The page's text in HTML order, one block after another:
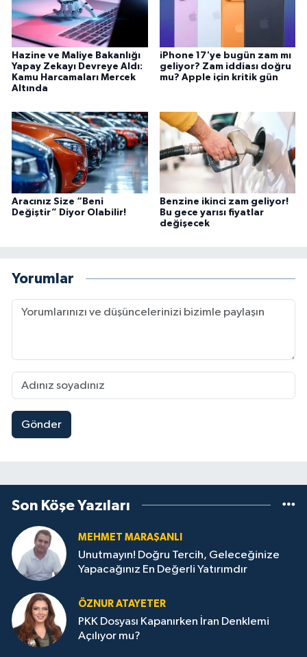
Hazine ve Maliye Bakanlığı
Yapay Zekayı Devreye Aldı:
Kamu Harcamaları Mercek
Altında
iPhone 17'ye bugün zam mı
geliyor? Zam iddiası doğru
mu? Apple için kritik gün
Aracınız Size “Beni
Değiştir” Diyor Olabilir!
Benzine ikinci zam geliyor!
Bu gece yarısı fiyatlar
değişecek
Yorumlar
Gönder
Son Köşe Yazıları
MEHMET MARAŞANLI
Unutmayın! Doğru Tercih, Geleceğinize
Yapacağınız En Değerli Yatırımdır
ÖZNUR ATAYETER
PKK Dosyası Kapanırken İran Denklemi
Açılıyor mu?